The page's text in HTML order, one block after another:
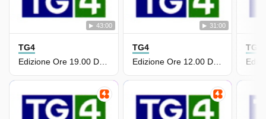
43:00
TG4
Edizione Ore 19.00 Del 13 Luglio
31:00
TG4
Edizione Ore 12.00 Del 13 Luglio
TG4